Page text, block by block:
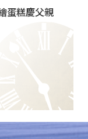
蛋糕慶父親